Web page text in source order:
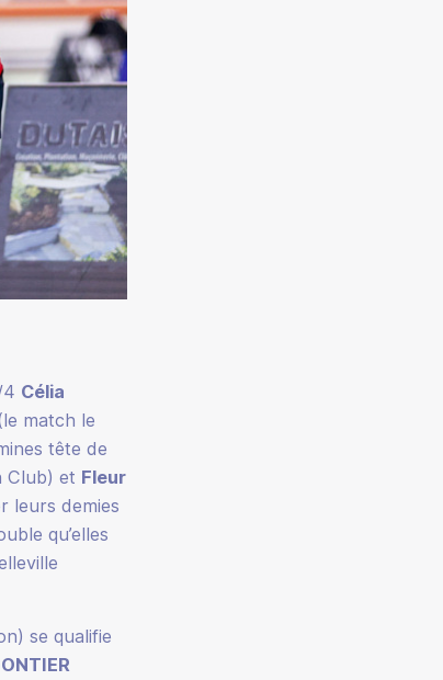
4 Célia
match le
tête de
Club) et Fleur
leurs demies
qu’elles
se qualifie